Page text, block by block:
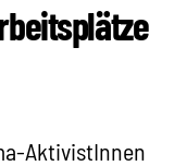
AktivistInnen